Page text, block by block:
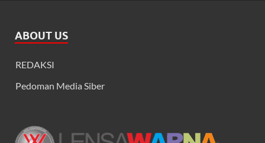
ABOUT US
REDAKSI
Pedoman Media Siber